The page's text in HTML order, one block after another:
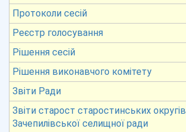
Протоколи сесій
Реєстр голосування
Рішення сесій
Рішення виконавчого комітету
Звіти Ради
Звіти старост старостинських округів
Зачепилівської селищної ради